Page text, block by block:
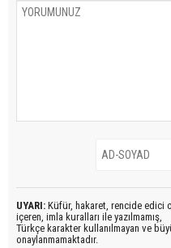
UYARI: Küfür, hakaret, rencide edici
içeren, imla kuralları ile yazılmamış,
Türkçe karakter kullanılmayan ve
onaylanmamaktadır.